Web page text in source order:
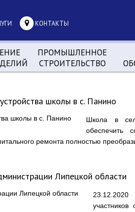
КОНТАКТЫ
ПРОМЫШЛЕННОЕ
СТРОИТЕЛЬСТВО
школы в с. Панино
Школа в
обеспечить
ремонта полностью
Липецкой области
23.12.2020